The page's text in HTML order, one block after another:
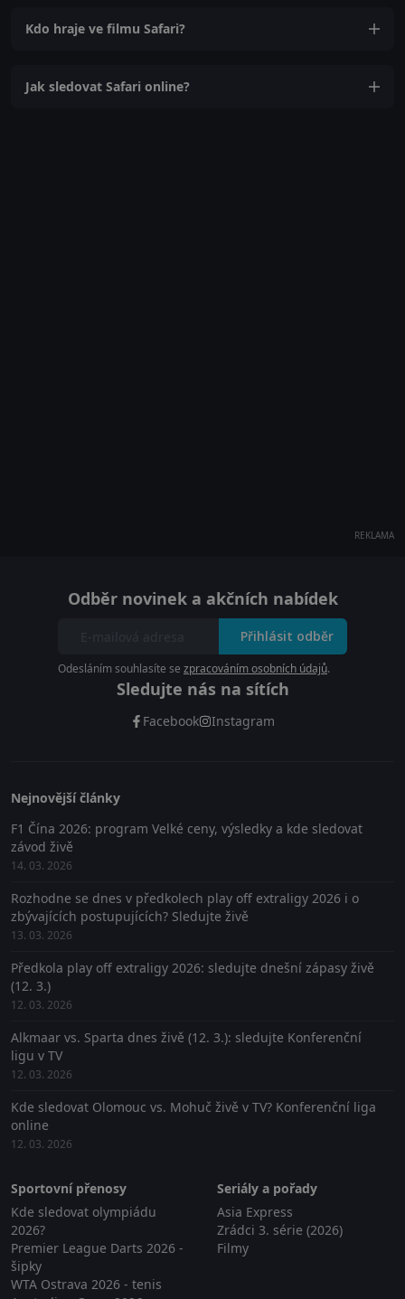
Kdo hraje ve filmu Safari?
Jak sledovat Safari online?
REKLAMA
Odběr novinek a akčních nabídek
Přihlásit odběr
Odesláním souhlasíte se zpracováním osobních údajů.
Sledujte nás na sítích
Facebook Instagram
Nejnovější články
F1 Čína 2026: program Velké ceny, výsledky a kde sledovat
závod živě
14. 03. 2026
Rozhodne se dnes v předkolech play off extraligy 2026 i o
zbývajících postupujících? Sledujte živě
13. 03. 2026
Předkola play off extraligy 2026: sledujte dnešní zápasy živě
(12. 3.)
12. 03. 2026
Alkmaar vs. Sparta dnes živě (12. 3.): sledujte Konferenční
ligu v TV
12. 03. 2026
Kde sledovat Olomouc vs. Mohuč živě v TV? Konferenční liga
online
12. 03. 2026
Sportovní přenosy
Kde sledovat olympiádu
2026?
Premier League Darts 2026 -
šipky
WTA Ostrava 2026 - tenis
Seriály a pořady
Asia Express
Zrádci 3. série (2026)
Filmy